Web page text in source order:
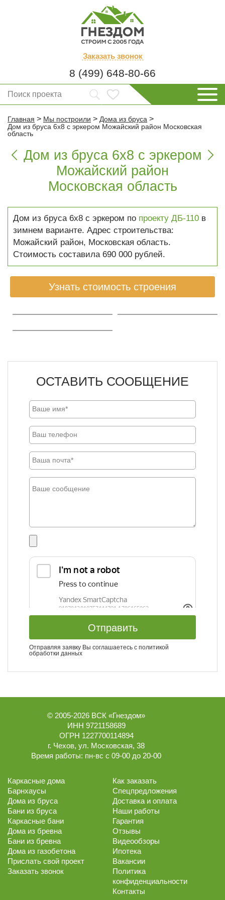
Заказать звонок
8 (499) 648-80-66
Главная > Мы построили > Дома из бруса >
Дом из бруса 6х8 с эркером Можайский район Московская
область
 Дом из бруса 6х8 с эркером
Можайский район
Московская область

Дом из бруса 6х8 с эркером по проекту ДБ-110 в
зимнем варианте. Адрес строительства:
Можайский район, Московская область.
Стоимость составила 690 000 рублей.
Узнать стоимость строения
ОСТАВИТЬ СООБЩЕНИЕ
Отправить
Отправляя заявку Вы соглашаетесь с политикой
обработки данных
© 2005-2026 ВСК «Гнездом»
ИНН 9721158689
ОГРН 1227700114894
г. Чехов, ул. Московская, 38
Время работы: пн-вс с 09-00 до 20-00
Каркасные дома
Барнхаусы
Дома из бруса
Бани из бруса
Каркасные бани
Дома из бревна
Бани из бревна
Дома из газобетона
Прислать свой проект
Заказать звонок
Как заказать
Спецпредложения
Доставка и оплата
Наши работы
Гарантия
Отзывы
Видеообзоры
Ипотека
Вакансии
Политика
конфиденциальности
Контакты